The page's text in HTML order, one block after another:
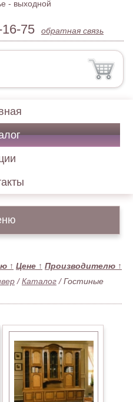
- выходной
75 обратная связь
↑ Цене ↑ Производителю ↑
/Каталог /Гостиные